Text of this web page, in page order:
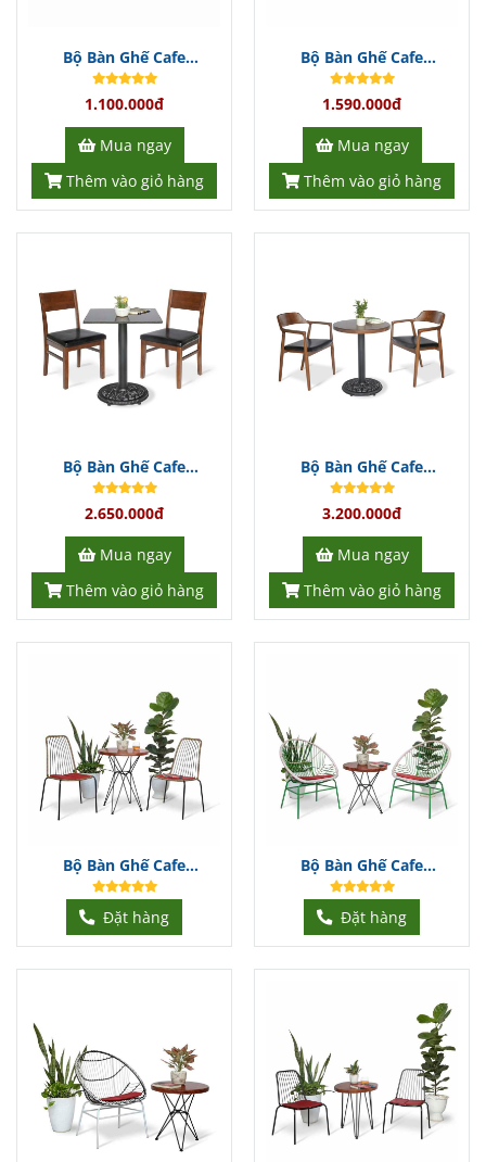
Bộ Bàn Ghế Cafe
BGCFDT344
1.100.000đ
Mua ngay
Thêm vào giỏ hàng
Bộ Bàn Ghế Cafe
BGCFDT343
1.590.000đ
Mua ngay
Thêm vào giỏ hàng
Bộ Bàn Ghế Cafe
BGCFDT342
2.650.000đ
Mua ngay
Thêm vào giỏ hàng
Bộ Bàn Ghế Cafe
BGCFDT341
3.200.000đ
Mua ngay
Thêm vào giỏ hàng
Bộ Bàn Ghế Cafe
BGCFDT335
Đặt hàng
Bộ Bàn Ghế Cafe
BGCFDT334
Đặt hàng